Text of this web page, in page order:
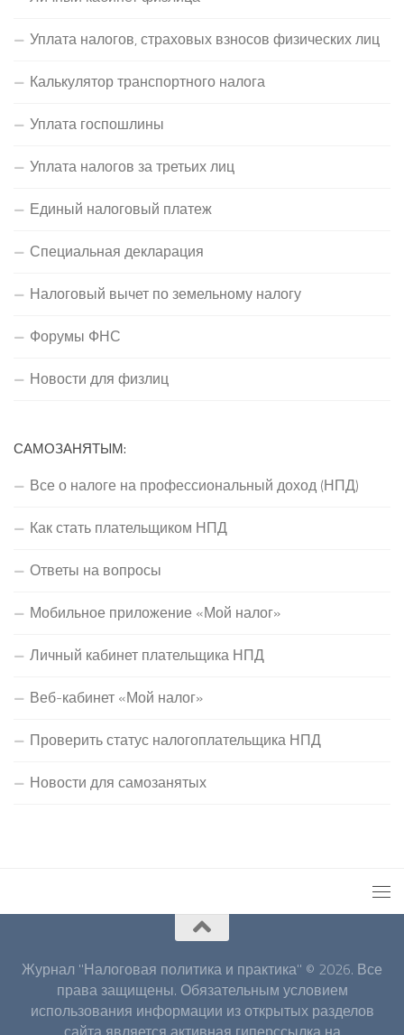
Уплата налогов, страховых взносов физических лиц
Калькулятор транспортного налога
Уплата госпошлины
Уплата налогов за третьих лиц
Единый налоговый платеж
Специальная декларация
Налоговый вычет по земельному налогу
Форумы ФНС
Новости для физлиц
САМОЗАНЯТЫМ:
Все о налоге на профессиональный доход (НПД)
Как стать плательщиком НПД
Ответы на вопросы
Мобильное приложение «Мой налог»
Личный кабинет плательщика НПД
Веб-кабинет «Мой налог»
Проверить статус налогоплательщика НПД
Новости для самозанятых
Журнал "Налоговая политика и практика" © 2026. Все
права защищены. Обязательным условием
использования информации из открытых разделов